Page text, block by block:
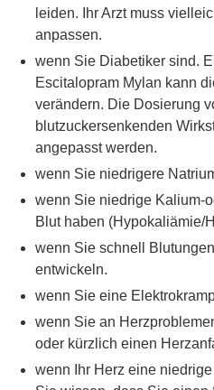
leiden. Ihr Arzt muss
anpassen.
wenn Sie Diabetiker sind.
Escitalopram Mylan kann
verändern. Die Dosierung
blutzuckersenkenden
angepasst werden.
wenn Sie niedrigere
wenn Sie niedrige Kalium-
Blut haben (Hypokaliämie/
wenn Sie schnell
entwickeln.
wenn Sie eine
wenn Sie an
oder kürzlich einen
wenn Ihr Herz eine